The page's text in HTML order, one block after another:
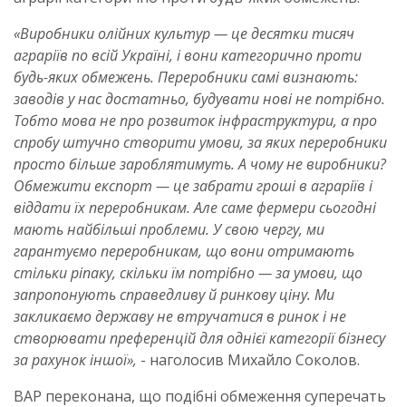
«Виробники олійних культур — це десятки тисяч
аграріїв по всій Україні, і вони категорично проти
будь-яких обмежень. Переробники самі визнають:
заводів у нас достатньо, будувати нові не потрібно.
Тобто мова не про розвиток інфраструктури, а про
спробу штучно створити умови, за яких переробники
просто більше зароблятимуть. А чому не виробники?
Обмежити експорт — це забрати гроші в аграріїв і
віддати їх переробникам. Але саме фермери сьогодні
мають найбільші проблеми. У свою чергу, ми
гарантуємо переробникам, що вони отримають
стільки ріпаку, скільки їм потрібно — за умови, що
запропонують справедливу й ринкову ціну. Ми
закликаємо державу не втручатися в ринок і не
створювати преференцій для однієї категорії бізнесу
за рахунок іншої», - наголосив Михайло Соколов.
ВАР переконана, що подібні обмеження суперечать